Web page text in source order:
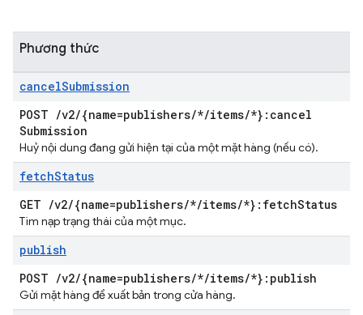
Phương thức
cancelSubmission
POST /v2/{name=publishers/*/items/*}:cancel
Submission
Huỷ nội dung đang gửi hiện tại của một mặt hàng (nếu có).
fetchStatus
GET /v2/{name=publishers/*/items/*}:fetchStatus
Tìm nạp trạng thái của một mục.
publish
POST /v2/{name=publishers/*/items/*}:publish
Gửi mặt hàng để xuất bản trong cửa hàng.